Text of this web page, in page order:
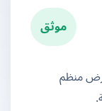
موثق